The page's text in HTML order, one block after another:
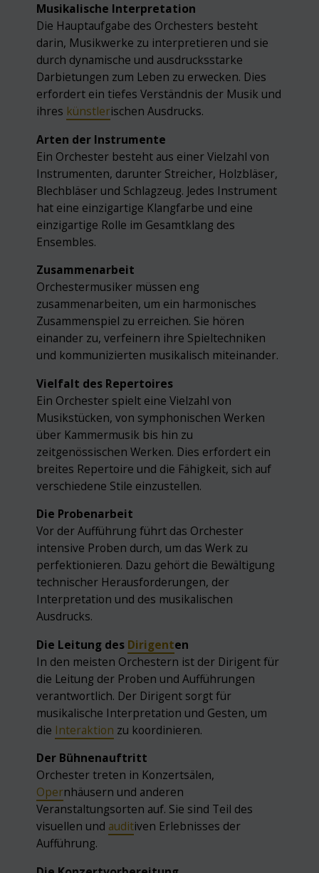
Musikalische Interpretation
Die Hauptaufgabe des Orchesters besteht
darin, Musikwerke zu interpretieren und sie
durch dynamische und ausdrucksstarke
Darbietungen zum Leben zu erwecken. Dies
erfordert ein tiefes Verständnis der Musik und
ihres künstlerischen Ausdrucks.
Arten der Instrumente
Ein Orchester besteht aus einer Vielzahl von
Instrumenten, darunter Streicher, Holzbläser,
Blechbläser und Schlagzeug. Jedes Instrument
hat eine einzigartige Klangfarbe und eine
einzigartige Rolle im Gesamtklang des
Ensembles.
Zusammenarbeit
Orchestermusiker müssen eng
zusammenarbeiten, um ein harmonisches
Zusammenspiel zu erreichen. Sie hören
einander zu, verfeinern ihre Spieltechniken
und kommunizierten musikalisch miteinander.
Vielfalt des Repertoires
Ein Orchester spielt eine Vielzahl von
Musikstücken, von symphonischen Werken
über Kammermusik bis hin zu
zeitgenössischen Werken. Dies erfordert ein
breites Repertoire und die Fähigkeit, sich auf
verschiedene Stile einzustellen.
Die Probenarbeit
Vor der Aufführung führt das Orchester
intensive Proben durch, um das Werk zu
perfektionieren. Dazu gehört die Bewältigung
technischer Herausforderungen, der
Interpretation und des musikalischen
Ausdrucks.
Die Leitung des Dirigenten
In den meisten Orchestern ist der Dirigent für
die Leitung der Proben und Aufführungen
verantwortlich. Der Dirigent sorgt für
musikalische Interpretation und Gesten, um
die Interaktion zu koordinieren.
Der Bühnenauftritt
Orchester treten in Konzertsälen,
Opernhäusern und anderen
Veranstaltungsorten auf. Sie sind Teil des
visuellen und auditiven Erlebnisses der
Aufführung.